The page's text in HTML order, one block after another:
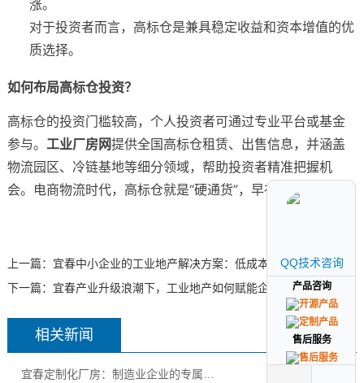
涨。
对于投资者而言，高标仓是兼具稳定收益和资本增值的优
质选择。
如何布局高标仓投资？
高标仓的投资门槛较高，个人投资者可通过专业平台或基金
参与。 工业厂房网提供全国高标仓租赁、出售信息，并涵盖
物流园区、冷链基地等细分领域，帮助投资者精准把握机
会。电商物流时代，高标仓就是“硬通货”，早布局早受益！
上一篇： 宜春中小企业的工业地产解决方案：低成本、高效率选址
下一篇： 宜春产业升级浪潮下，工业地产如何赋能企业高质量发展？
相关新闻
QQ技术咨询
产品咨询
售后服务
QQ技术咨询
产品咨询
售后服务